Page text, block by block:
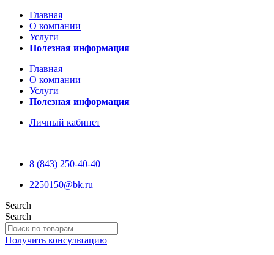
Главная
О компании
Услуги
Полезная информация
Главная
О компании
Услуги
Полезная информация
Личный кабинет
8 (843) 250-40-40
2250150@bk.ru
Search
Search
Получить консультацию